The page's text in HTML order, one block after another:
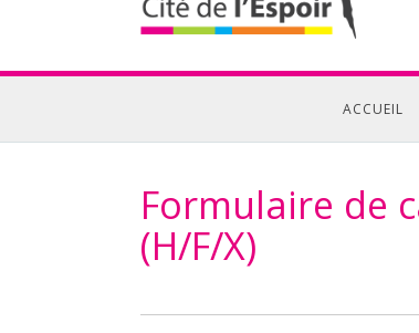
ACCUEIL
Formulaire de
(H/F/X)